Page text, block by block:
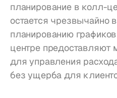
планирование в колл-
остается чрезвычайно
планированию
центре
для управления
без ущерба для